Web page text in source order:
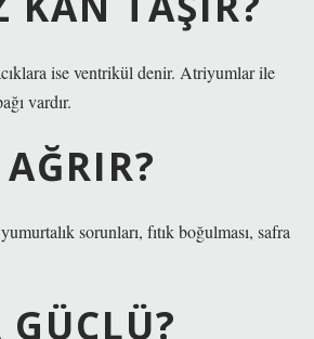
ise ventrikül denir. Atriyumlar ile
vardır.
sorunları, fıtık boğulması, safra